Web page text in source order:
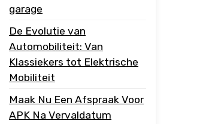
garage
De Evolutie van
Automobiliteit: Van
Klassiekers tot Elektrische
Mobiliteit
Maak Nu Een Afspraak Voor
APK Na Vervaldatum